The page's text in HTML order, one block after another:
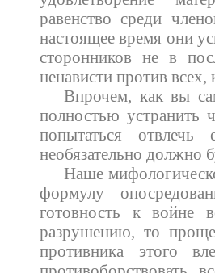
равенство среди
настоящее время они
сторонников не в
ненависти против всех,
Впрочем, как вы
полностью устранить
попытаться
необязательно должно
Наше
формулу
готовность к войне
разрушению, то
противника этого